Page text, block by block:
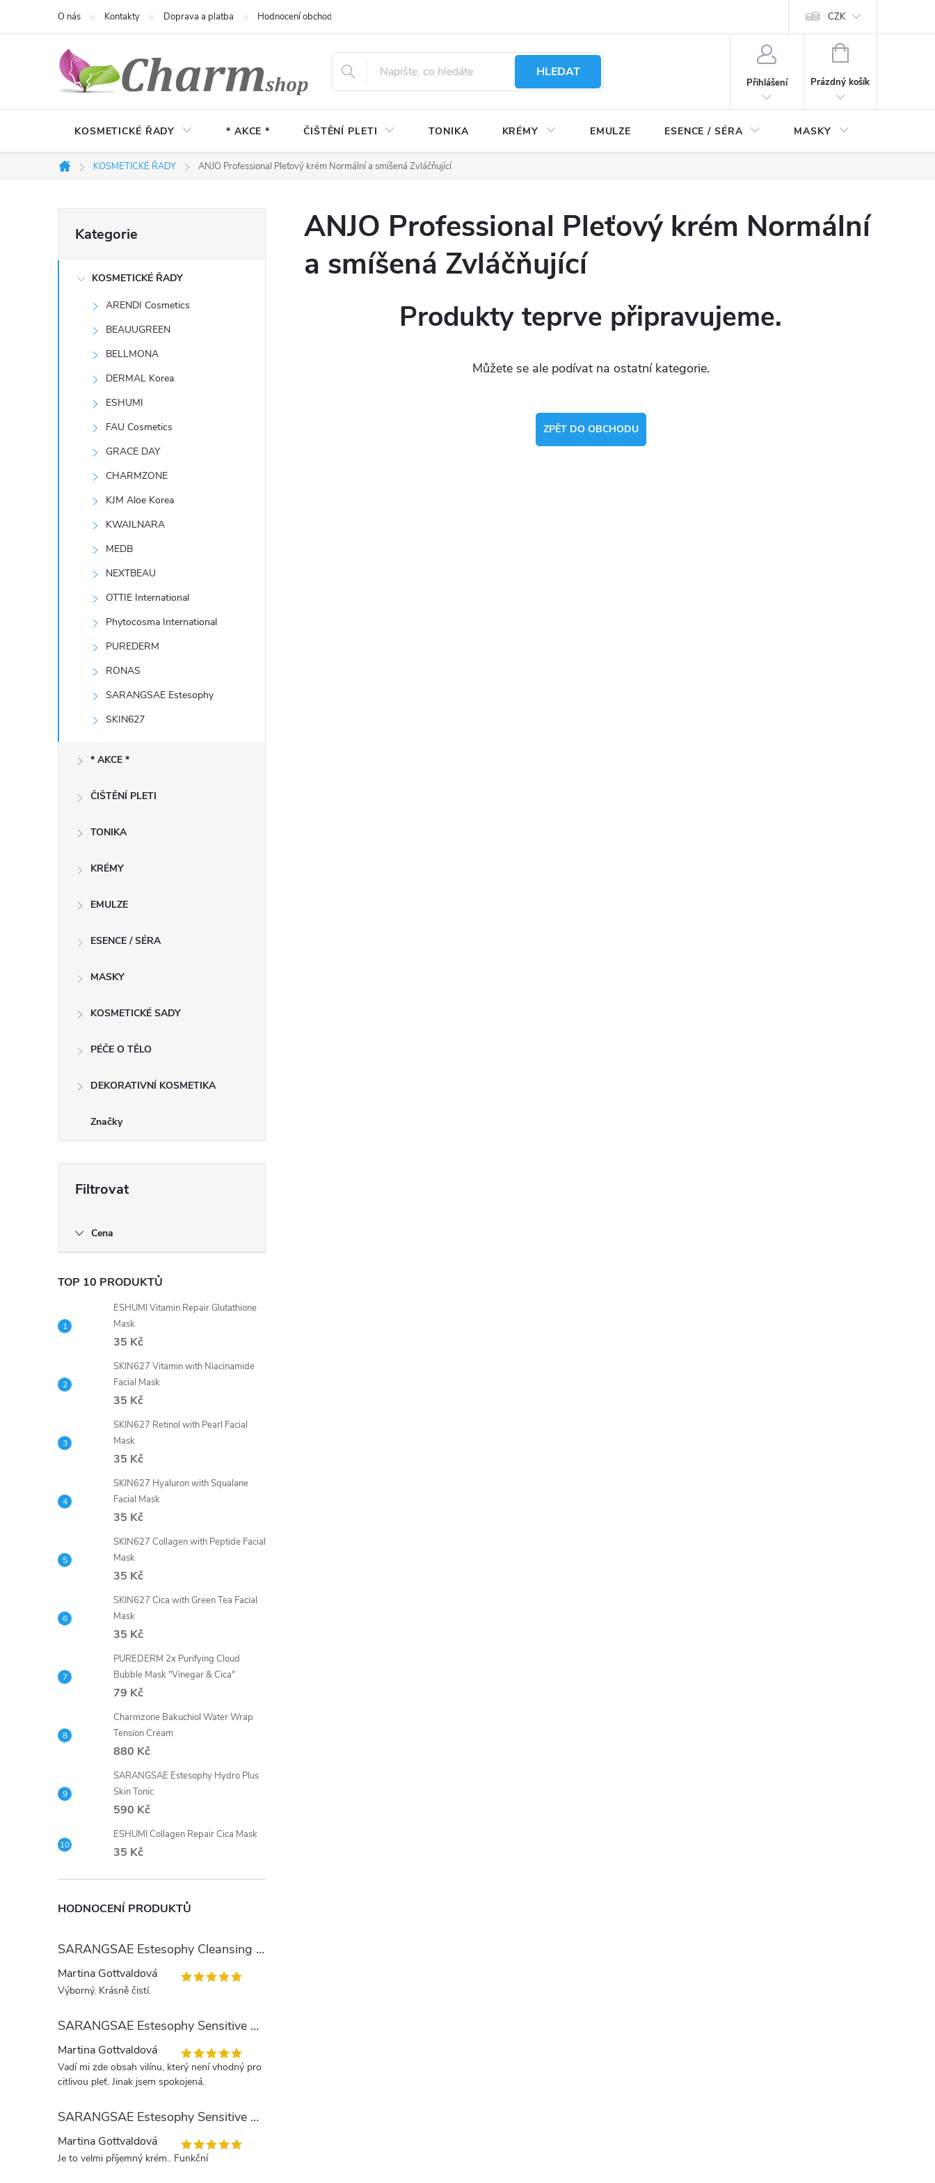
O nás Kontakty Doprava a platba Hodnocení obchodu CZK
HLEDAT
Přihlášení
NÁKUPNÍ
Prázdný košík
KOSMETICKÉ ŘADY * AKCE * ČIŠTĚNÍ PLETI TONIKA KRÉMY EMULZE ESENCE / SÉRA MASKY
Domů
KOSMETICKÉ ŘADY ANJO Professional Pleťový krém Normální a smíšená Zvláčňující
o
kategorie
Kategorie
KOSMETICKÉ ŘADY
ARENDI Cosmetics
BEAUUGREEN
BELLMONA
DERMAL Korea
ESHUMI
FAU Cosmetics
GRACE DAY
CHARMZONE
KJM Aloe Korea
KWAILNARA
MEDB
NEXTBEAU
OTTIE International
Phytocosma International
PUREDERM
RONAS
SARANGSAE Estesophy
SKIN627
* AKCE *
ČIŠTĚNÍ PLETI
TONIKA
KRÉMY
EMULZE
ESENCE / SÉRA
MASKY
KOSMETICKÉ SADY
PÉČE O TĚLO
DEKORATIVNÍ KOSMETIKA
Značky
Cena
TOP 10 PRODUKTŮ
ESHUMI Vitamin Repair Glutathione
Mask
35 Kč
SKIN627 Vitamin with Niacinamide
Facial Mask
35 Kč
SKIN627 Retinol with Pearl Facial
Mask
35 Kč
SKIN627 Hyaluron with Squalane
Facial Mask
35 Kč
SKIN627 Collagen with Peptide Facial
Mask
35 Kč
SKIN627 Cica with Green Tea Facial
Mask
35 Kč
PUREDERM 2x Purifying Cloud
Bubble Mask "Vinegar & Cica"
79 Kč
Charmzone Bakuchiol Water Wrap
Tension Cream
880 Kč
SARANGSAE Estesophy Hydro Plus
Skin Tonic
590 Kč
ESHUMI Collagen Repair Cica Mask
35 Kč
HODNOCENÍ PRODUKTŮ
SARANGSAE Estesophy Cleansing Gel
Martina Gottvaldová
Výborný. Krásně čistí.
SARANGSAE Estesophy Sensitive Skin Tonic
Martina Gottvaldová
Vadí mi zde obsah vilínu, který není vhodný pro
citlivou pleť. Jinak jsem spokojená.
SARANGSAE Estesophy Sensitive Day Cream
Martina Gottvaldová
Je to velmi příjemný krém.. Funkční
ANJO Professional Pleťový krém Normální
a smíšená Zvláčňující
Produkty teprve připravujeme.
Můžete se ale podívat na ostatní kategorie.
ZPĚT DO OBCHODU